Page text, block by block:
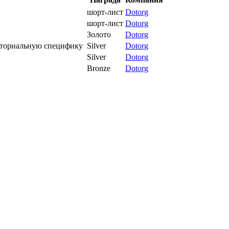
шорт-лист Dotorg
шорт-лист Dotorg
Золото
Dotorg
специфику Silver
Dotorg
Silver
Dotorg
Bronze Dotorg